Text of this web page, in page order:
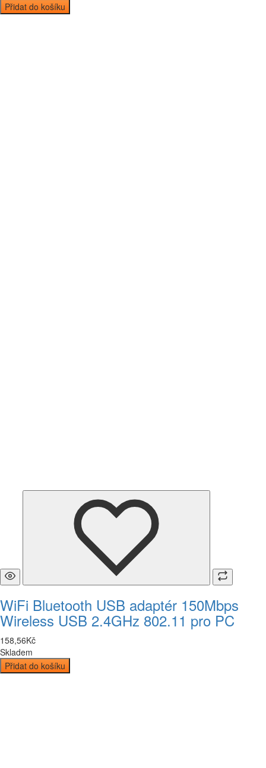
Přidat do košíku
WiFi Bluetooth USB adaptér 150Mbps
Wireless USB 2.4GHz 802.11 pro PC
158,56Kč
Skladem
Přidat do košíku